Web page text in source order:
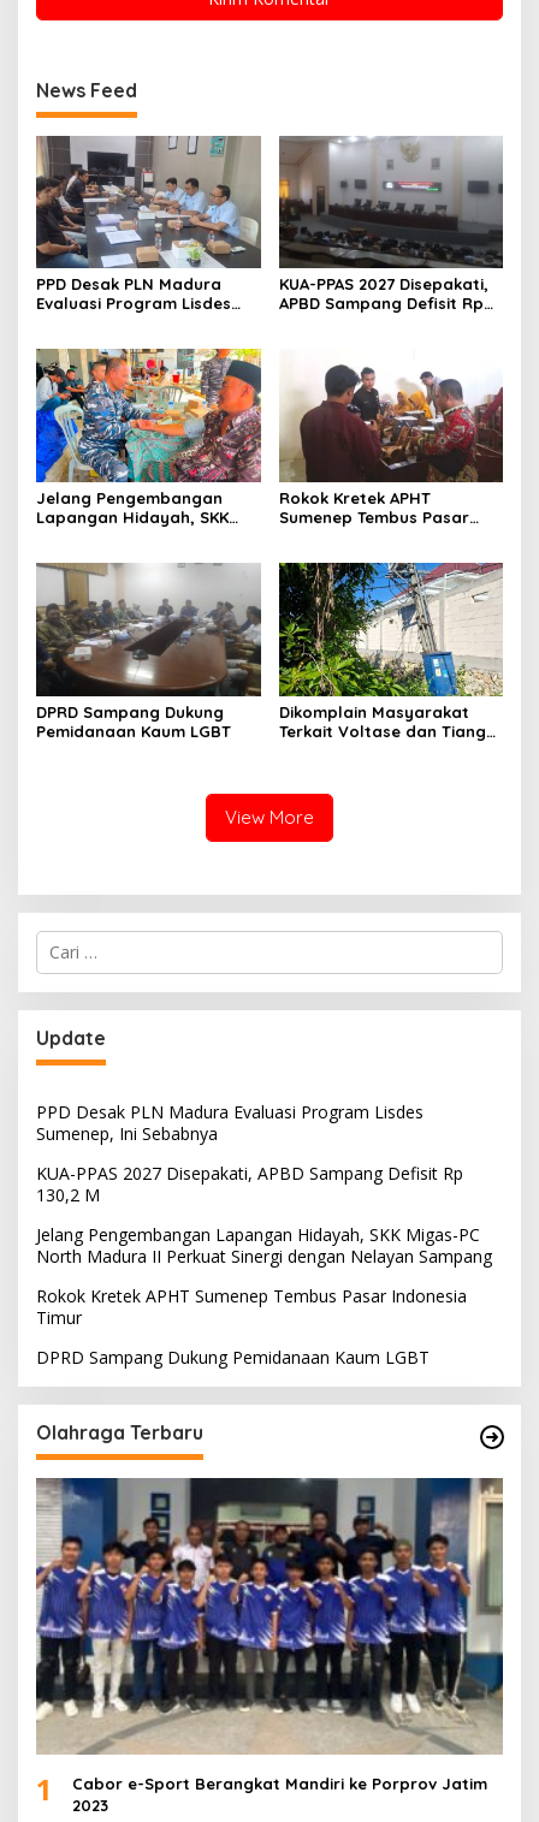
News Feed
PPD Desak PLN Madura
Evaluasi Program Lisdes
KUA-PPAS 2027 Disepakati,
APBD Sampang Defisit Rp
Jelang Pengembangan
Lapangan Hidayah, SKK
Nelayan Sampang
Rokok Kretek APHT
Sumenep Tembus Pasar
DPRD Sampang Dukung
Pemidanaan Kaum LGBT
Dikomplain Masyarakat
Terkait Voltase dan Tiang
View More
Cari
untuk:
Update
PPD Desak PLN Madura Evaluasi Program Lisdes
Sumenep, Ini Sebabnya
KUA-PPAS 2027 Disepakati, APBD Sampang Defisit Rp
130,2 M
Jelang Pengembangan Lapangan Hidayah, SKK Migas-PC
North Madura II Perkuat Sinergi dengan Nelayan Sampang
Rokok Kretek APHT Sumenep Tembus Pasar Indonesia
Timur
DPRD Sampang Dukung Pemidanaan Kaum LGBT
Olahraga Terbaru
1
Cabor e-Sport Berangkat Mandiri ke Porprov Jatim
2023